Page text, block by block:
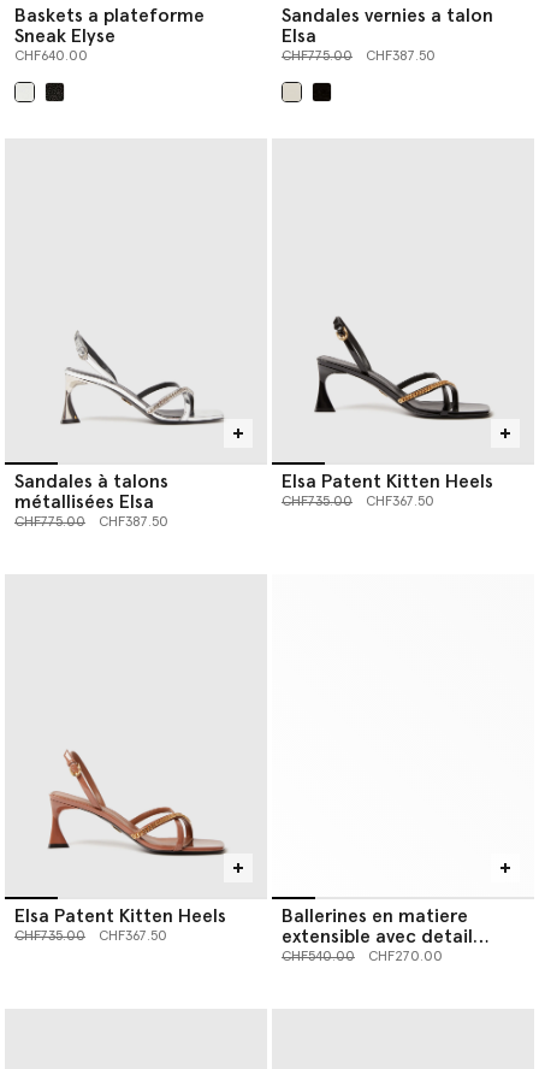
Baskets a plateforme
Sneak Elyse
CHF640.00
Sandales vernies a talon
Elsa
Prix réduit à partir de
CHF775.00jusqu’à
CHF387.50
Sandales à talons
métallisées Elsa
Prix réduit à partir de
CHF775.00jusqu’à
CHF387.50
Elsa Patent Kitten Heels
Prix réduit à partir de
CHF735.00jusqu’à
CHF367.50
Elsa Patent Kitten Heels
Prix réduit à partir de
CHF735.00jusqu’à
CHF367.50
Ballerines en matiere
extensible avec detail
chaine
Prix réduit à partir de
CHF540.00jusqu’à
CHF270.00